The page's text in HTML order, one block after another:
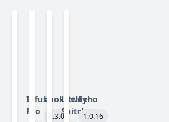
Infuse
Pro
LookAway
2.3.0
Little
Snitch
Echo
1.0.16